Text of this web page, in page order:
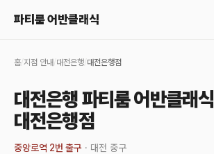
파티룸 어반클래식
홈/ 지점 안내 대전은행 대전은행점
대전은행 파티룸 어반클래식
대전은행점
중앙로역 2번 출구 · 대전 중구